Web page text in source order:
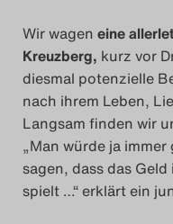
Wir wagen eine
Kreuzberg, kurz vor
diesmal potenzielle
nach ihrem Leben,
Langsam finden wir
„Man würde ja
sagen, dass das
spielt …“ erklärt ein